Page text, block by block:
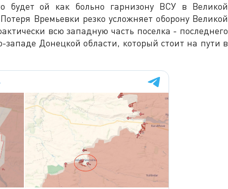
будет ой как больно гарнизону ВСУ в Великой
Времьевки резко усложняет оборону Великой
всю западную часть поселка - последнего
западе Донецкой области, который стоит на пути в